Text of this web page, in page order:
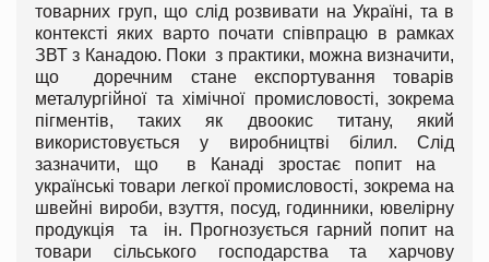
товарних груп, що слід розвивати на Україні, та в
контексті яких варто почати співпрацю в рамках
ЗВТ з Канадою. Поки з практики, можна визначити,
що доречним стане експортування товарів
металургійної та хімічної промисловості, зокрема
пігментів, таких як двоокис титану, який
використовується у виробництві білил. Слід
зазначити, що в Канаді зростає попит на
українські товари легкої промисловості, зокрема на
швейні вироби, взуття, посуд, годинники, ювелірну
продукція та ін. Прогнозується гарний попит на
товари сільського господарства та харчову